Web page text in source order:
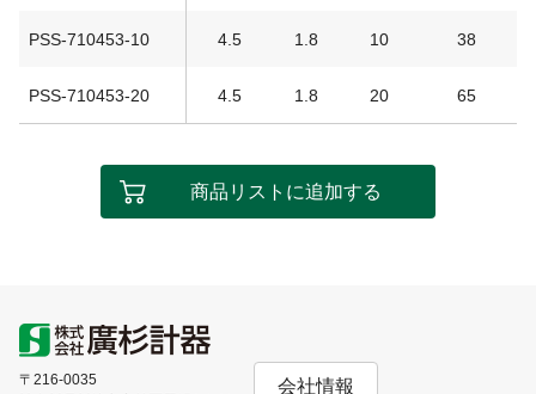
PSS-710453-10 4.5 1.8 10 38
PSS-710453-20 4.5 1.8 20 65
商品リストに追加する
〒216-0035
会社情報